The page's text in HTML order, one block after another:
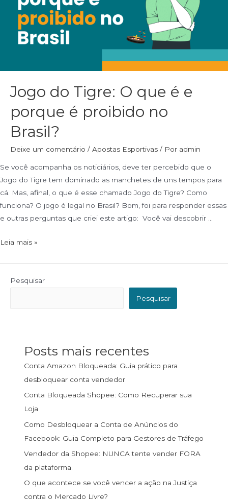
Jogo do Tigre: O que é e
porque é proibido no
Brasil?
Deixe um comentário / Apostas Esportivas / Por admin
Se você acompanha os noticiários, deve ter percebido que o
Jogo do Tigre tem dominado as manchetes de uns tempos para
cá. Mas, afinal, o que é esse chamado Jogo do Tigre? Como
funciona? O jogo é legal no Brasil? Bom, foi para responder essas
e outras perguntas que criei este artigo: Você vai descobrir …
Leia mais »
Pesquisar
Pesquisar
Posts mais recentes
Conta Amazon Bloqueada: Guia prático para
desbloquear conta vendedor
Conta Bloqueada Shopee: Como Recuperar sua
Loja
Como Desbloquear a Conta de Anúncios do
Facebook: Guia Completo para Gestores de Tráfego
Vendedor da Shopee: NUNCA tente vender FORA
da plataforma.
O que acontece se você vencer a ação na Justiça
contra o Mercado Livre?